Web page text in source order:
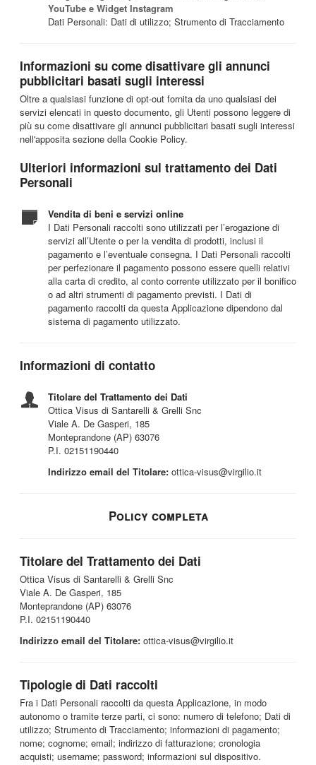
YouTube e Widget Instagram
Dati Personali: Dati di utilizzo; Strumento di Tracciamento
Informazioni su come disattivare gli annunci
pubblicitari basati sugli interessi
Oltre a qualsiasi funzione di opt-out fornita da uno qualsiasi dei
servizi elencati in questo documento, gli Utenti possono leggere di
più su come disattivare gli annunci pubblicitari basati sugli interessi
nell'apposita sezione della Cookie Policy.
Ulteriori informazioni sul trattamento dei Dati
Personali
Vendita di beni e servizi online
I Dati Personali raccolti sono utilizzati per l’erogazione di
servizi all’Utente o per la vendita di prodotti, inclusi il
pagamento e l’eventuale consegna. I Dati Personali raccolti
per perfezionare il pagamento possono essere quelli relativi
alla carta di credito, al conto corrente utilizzato per il bonifico
o ad altri strumenti di pagamento previsti. I Dati di
pagamento raccolti da questa Applicazione dipendono dal
sistema di pagamento utilizzato.
Informazioni di contatto
Titolare del Trattamento dei Dati
Ottica Visus di Santarelli & Grelli Snc
Viale A. De Gasperi, 185
Monteprandone (AP) 63076
P.I. 02151190440
Indirizzo email del Titolare: ottica-visus@virgilio.it
Policy completa
Titolare del Trattamento dei Dati
Ottica Visus di Santarelli & Grelli Snc
Viale A. De Gasperi, 185
Monteprandone (AP) 63076
P.I. 02151190440
Indirizzo email del Titolare: ottica-visus@virgilio.it
Tipologie di Dati raccolti
Fra i Dati Personali raccolti da questa Applicazione, in modo
autonomo o tramite terze parti, ci sono: numero di telefono; Dati di
utilizzo; Strumento di Tracciamento; informazioni di pagamento;
nome; cognome; email; indirizzo di fatturazione; cronologia
acquisti; username; password; informazioni sul dispositivo.